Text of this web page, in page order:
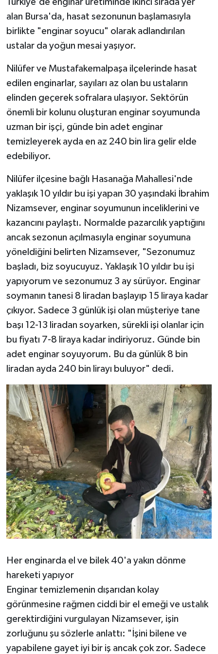
Türkiye'de enginar üretiminde ikinci sırada yer
alan Bursa'da, hasat sezonunun başlamasıyla
birlikte "enginar soyucu" olarak adlandırılan
ustalar da yoğun mesai yaşıyor.
Nilüfer ve Mustafakemalpaşa ilçelerinde hasat
edilen enginarlar, sayıları az olan bu ustaların
elinden geçerek sofralara ulaşıyor. Sektörün
önemli bir kolunu oluşturan enginar soyumunda
uzman bir işçi, günde bin adet enginar
temizleyerek ayda en az 240 bin lira gelir elde
edebiliyor.
Nilüfer ilçesine bağlı Hasanağa Mahallesi'nde
yaklaşık 10 yıldır bu işi yapan 30 yaşındaki İbrahim
Nizamsever, enginar soyumunun inceliklerini ve
kazancını paylaştı. Normalde pazarcılık yaptığını
ancak sezonun açılmasıyla enginar soyumuna
yöneldiğini belirten Nizamsever, "Sezonumuz
başladı, biz soyucuyuz. Yaklaşık 10 yıldır bu işi
yapıyorum ve sezonumuz 3 ay sürüyor. Enginar
soymanın tanesi 8 liradan başlayıp 15 liraya kadar
çıkıyor. Sadece 3 günlük işi olan müşteriye tane
başı 12-13 liradan soyarken, sürekli işi olanlar için
bu fiyatı 7-8 liraya kadar indiriyoruz. Günde bin
adet enginar soyuyorum. Bu da günlük 8 bin
liradan ayda 240 bin lirayı buluyor" dedi.
Her enginarda el ve bilek 40'a yakın dönme
hareketi yapıyor
Enginar temizlemenin dışarıdan kolay
görünmesine rağmen ciddi bir el emeği ve ustalık
gerektirdiğini vurgulayan Nizamsever, işin
zorluğunu şu sözlerle anlattı: "İşini bilene ve
yapabilene gayet iyi bir iş ancak çok zor. Sadece
Teknoloji
Vasıta
Vefat Haberleri
Yaşam